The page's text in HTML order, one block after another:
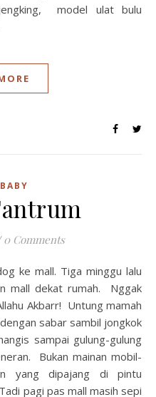
model ulat bulu
0 Comments
mall dekat rumah. Nggak
Akbarr! Untung mamah
sabar sambil jongkok
sampai gulung-gulung
Bukan mainan mobil-
yang dipajang di pintu
pagi pas mall masih sepi